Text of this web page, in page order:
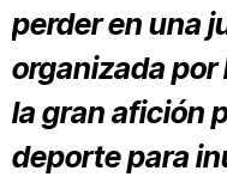
perder en una
organizada por
la gran afición
deporte para